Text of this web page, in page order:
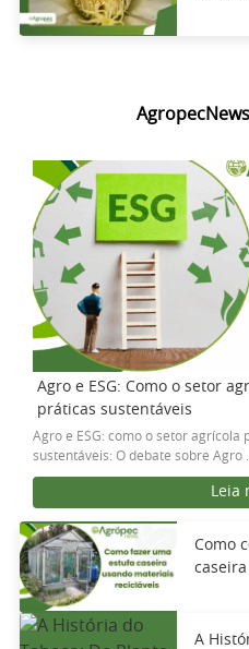
Agro e ESG: Como o setor
práticas sustentáveis
Agro e ESG: como o setor agrícola
sustentáveis: O debate sobre Agro ...
Leia
Como
A